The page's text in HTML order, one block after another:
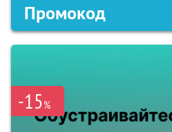
Промокод
-15%